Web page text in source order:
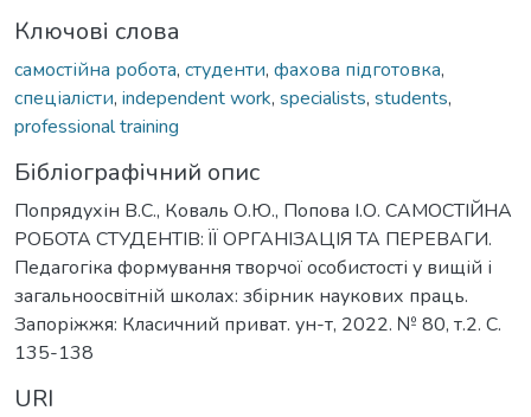
Ключові слова
самостійна робота, студенти, фахова підготовка,
спеціалісти, independent work, specialists, students,
professional training
Бібліографічний опис
Попрядухін В.С., Коваль О.Ю., Попова І.О. САМОСТІЙНА
РОБОТА СТУДЕНТІВ: ЇЇ ОРГАНІЗАЦІЯ ТА ПЕРЕВАГИ.
Педагогіка формування творчої особистості у вищій і
загальноосвітній школах: збірник наукових праць.
Запоріжжя: Класичний приват. ун-т, 2022. № 80, т.2. С.
135-138
URI